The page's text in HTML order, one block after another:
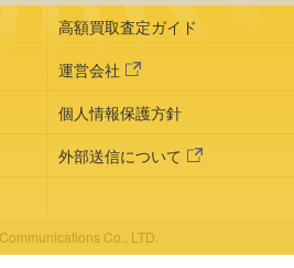
高額買取査定ガイド
運営会社
個人情報保護方針
外部送信について
Co., LTD.